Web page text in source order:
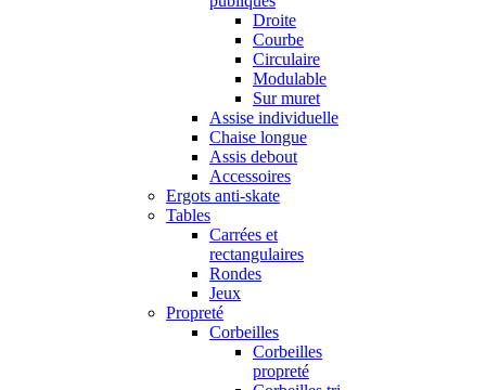
Droite
Courbe
Circulaire
Modulable
Sur muret
Assise individuelle
Chaise longue
Assis debout
Accessoires
Ergots anti-skate
Tables
Carrées et
rectangulaires
Rondes
Jeux
Propreté
Corbeilles
Corbeilles
propreté